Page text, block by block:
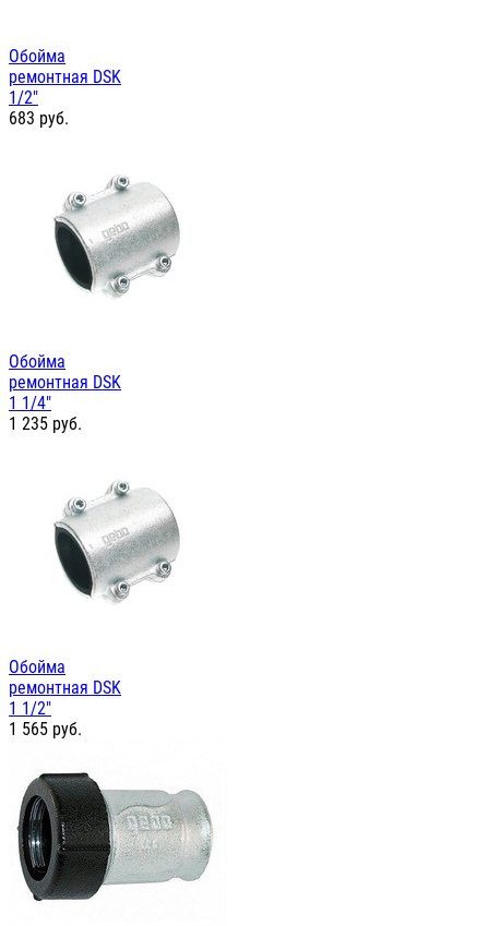
Обойма
ремонтная DSK
1/2"
683 руб.
Обойма
ремонтная DSK
1 1/4"
1 235 руб.
Обойма
ремонтная DSK
1 1/2"
1 565 руб.